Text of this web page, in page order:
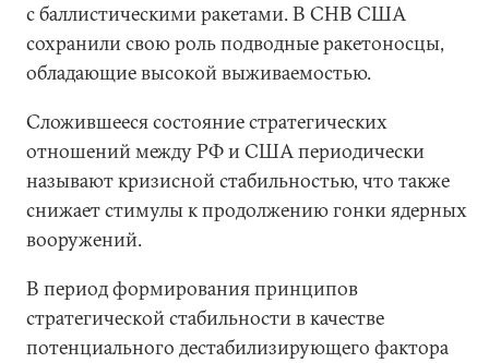
с баллистическими ракетами. В СНВ США
сохранили свою роль подводные ракетоносцы,
обладающие высокой выживаемостью.
Сложившееся состояние стратегических
отношений между РФ и США периодически
называют кризисной стабильностью, что также
снижает стимулы к продолжению гонки ядерных
вооружений.
В период формирования принципов
стратегической стабильности в качестве
потенциального дестабилизирующего фактора